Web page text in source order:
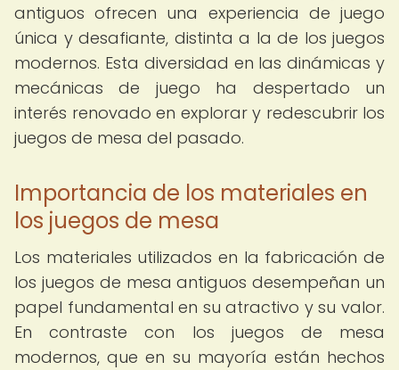
antiguos ofrecen una experiencia de juego
única y desafiante, distinta a la de los juegos
modernos. Esta diversidad en las dinámicas y
mecánicas de juego ha despertado un
interés renovado en explorar y redescubrir los
juegos de mesa del pasado.
Importancia de los materiales en
los juegos de mesa
Los materiales utilizados en la fabricación de
los juegos de mesa antiguos desempeñan un
papel fundamental en su atractivo y su valor.
En contraste con los juegos de mesa
modernos, que en su mayoría están hechos